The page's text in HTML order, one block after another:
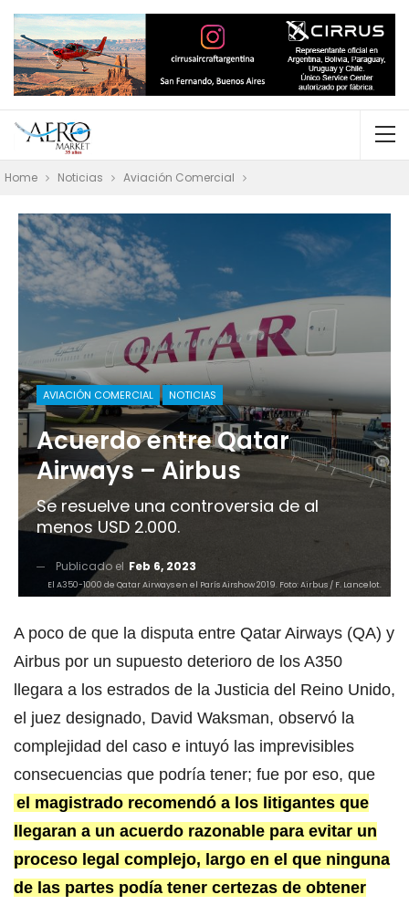
Home Noticias Aviación Comercial
AVIACIÓN COMERCIAL NOTICIAS
Acuerdo entre Qatar
Airways – Airbus
Se resuelve una controversia de al
menos USD 2.000.
Publicado el Feb 6, 2023
El A350-1000 de Qatar Airways en el París Airshow 2019. Foto: Airbus / F. Lancelot.
A poco de que la disputa entre Qatar Airways (QA) y
Airbus por un supuesto deterioro de los A350
llegara a los estrados de la Justicia del Reino Unido,
el juez designado, David Waksman, observó la
complejidad del caso e intuyó las imprevisibles
consecuencias que podría tener; fue por eso, que
el magistrado recomendó a los litigantes que
llegaran a un acuerdo razonable para evitar un
proceso legal complejo, largo en el que ninguna
de las partes podía tener certezas de obtener